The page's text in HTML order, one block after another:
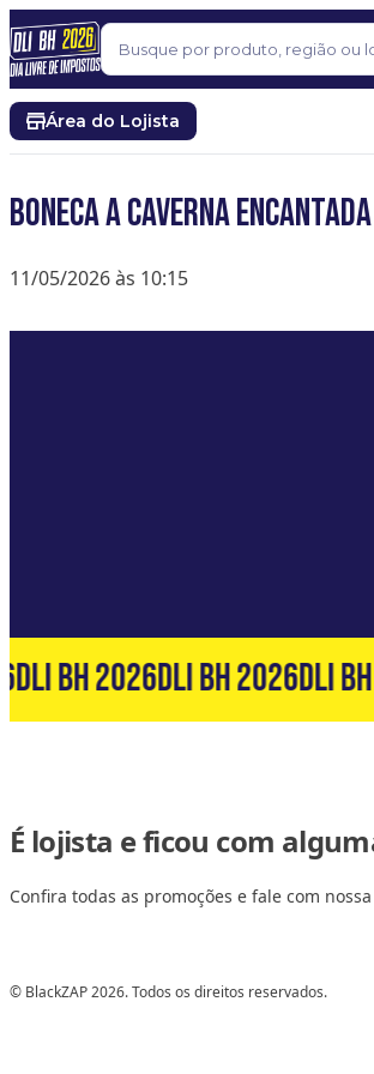
Pular para o conteúdo
Buscar
Área do Lojista
BONECA A CAVERNA
11/05/2026 às 10:15
DLI BH 2026DLI BH 2026DLI
É lojista e ficou com
Confira todas as promoções e fale com
© BlackZAP 2026. Todos os direitos reservados.